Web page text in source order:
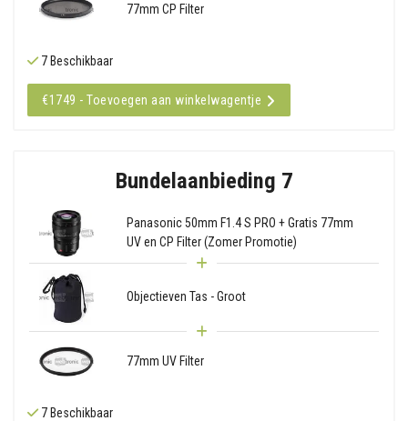
77mm CP Filter
7 Beschikbaar
€1749 - Toevoegen aan winkelwagentje
Bundelaanbieding 7
Panasonic 50mm F1.4 S PRO + Gratis 77mm
UV en CP Filter (Zomer Promotie)
Objectieven Tas - Groot
77mm UV Filter
7 Beschikbaar